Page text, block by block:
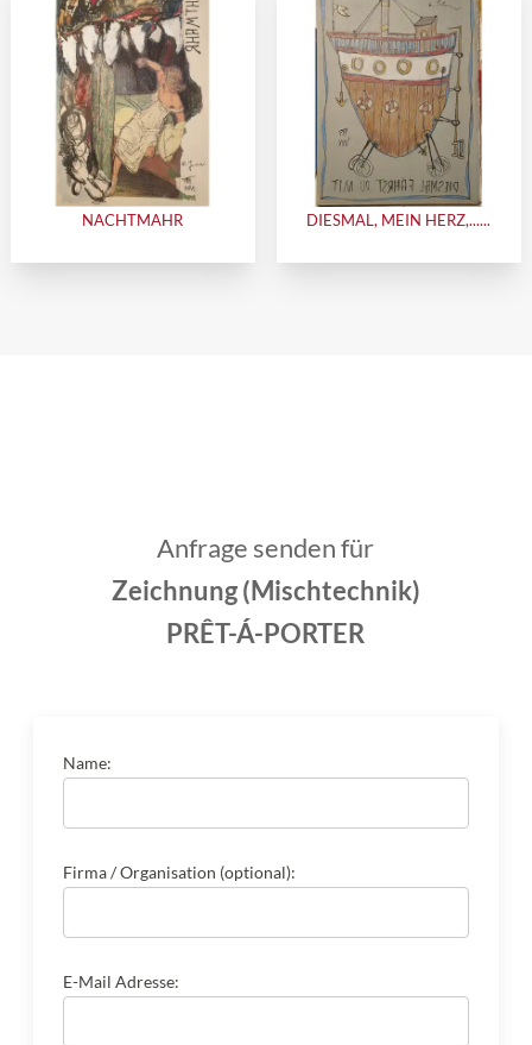
NACHTMAHR DIESMAL, MEIN HERZ,......
Anfrage senden für
Zeichnung (Mischtechnik)
PRÊT-Á-PORTER
Name:
Firma / Organisation (optional):
E-Mail Adresse: